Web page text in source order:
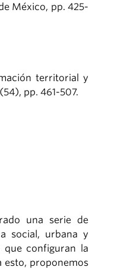
México, pp. 425-
territorial y
pp. 461-507.
una serie de
social, urbana y
que configuran la
esto, proponemos